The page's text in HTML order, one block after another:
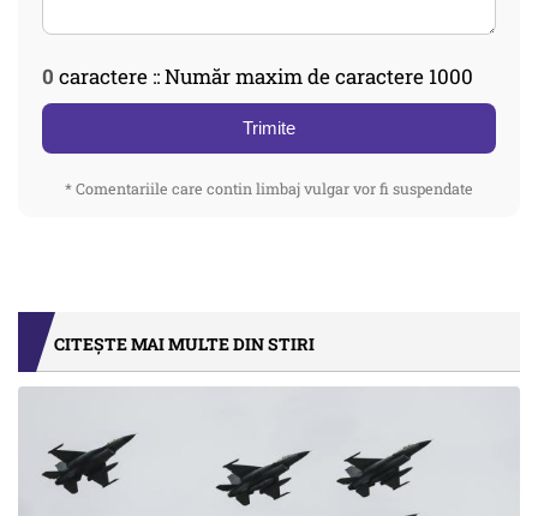
0 caractere :: Număr maxim de caractere 1000
Trimite
* Comentariile care contin limbaj vulgar vor fi suspendate
CITEȘTE MAI MULTE DIN STIRI